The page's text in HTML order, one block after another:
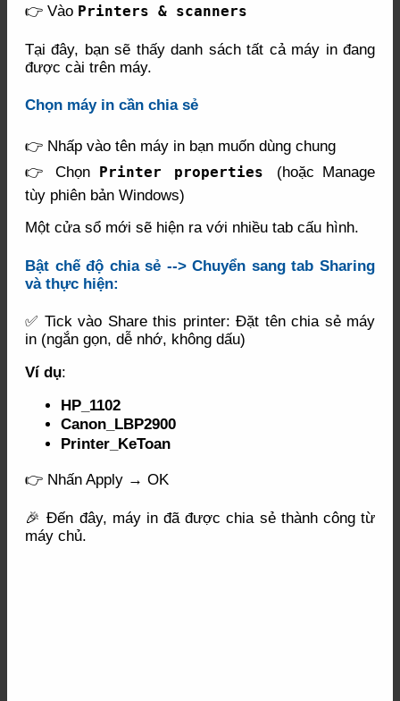
👉 Vào Printers & scanners
Tại đây, bạn sẽ thấy danh sách tất cả máy in đang
được cài trên máy.
Chọn máy in cần chia sẻ
👉 Nhấp vào tên máy in bạn muốn dùng chung
👉 Chọn Printer properties
(hoặc Manage
tùy phiên bản Windows)
Một cửa sổ mới sẽ hiện ra với nhiều tab cấu hình.
Bật chế độ chia sẻ -->Chuyển sangtab Sharing
và thực hiện:
✅ Tick vào Share this printer: Đặt tên chia sẻ máy
in (ngắn gọn, dễ nhớ, không dấu)
Ví dụ:
HP_1102
Canon_LBP2900
Printer_KeToan
👉 Nhấn Apply → OK
🎉 Đến đây, máy in đã được chia sẻ thành công từ
máy chủ.